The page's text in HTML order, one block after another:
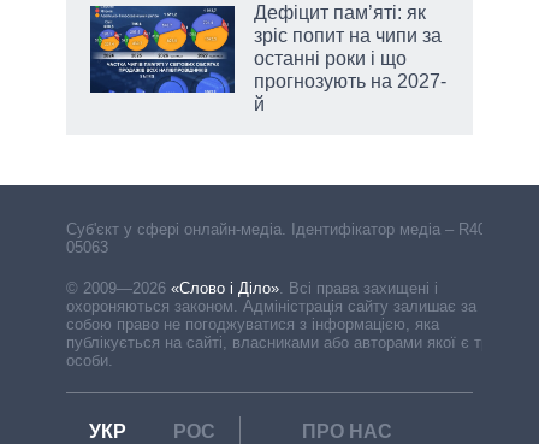
Дефіцит пам’яті: як
зріс попит на чипи за
останні роки і що
прогнозують на 2027-
й
Cуб'єкт у сфері онлайн-медіа. Ідентифікатор медіа – R40-
05063
© 2009—2026 «Слово і Діло» Всі права захищені і
охороняються законом. Адміністрація сайту залишає за
собою право не погоджуватися з інформацією, яка
публікується на сайті, власниками або авторами якої є треті
особи.
УКР РОС
ПРО НАС